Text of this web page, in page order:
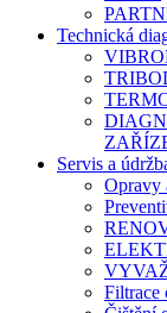
Technická
Servis a
Opravy
Filtrace